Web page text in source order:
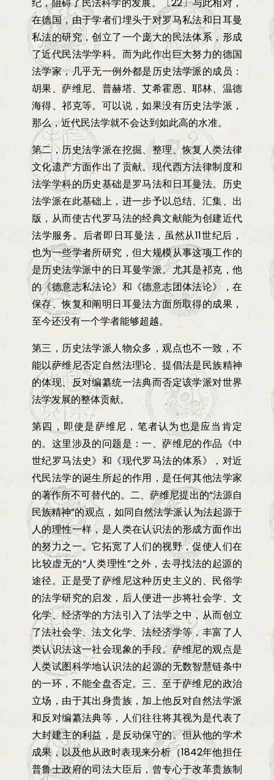
在德国，由于学者们埋头于对罗马私法和日耳曼
私法的研究，创立了一个庞大的民法体系，形成
了近代民法学学科。而为此作出巨大努力的德国
法学家，几乎无一例外都是历史法学派的成员：
胡果、萨维尼、普赫塔、艾希霍恩、耶林、温德
海得、祁克等。可以说，如果没有历史法学派，
那么，近代民法学就不会达到如此高的水准。
第二，历史法学派在挖掘、整理、恢复人类法律
文化遗产方面作出了贡献。现代西方法律制度和
法学学科的历史基础是罗马法和日耳曼法。历史
法学派在此基础上，进一步予以总结、汇集、出
版，从而使古代罗马法的经典文献能为创建近代
法学服务。后者即日耳曼法，虽然从11世纪后，
也为一些学者所研究，但大规模从事这项工作的
是历史法学派中的日耳曼学派。尤其是祁克，他
的《德意志私法论》和《德意志团体法论》，在
保存、恢复和阐明日耳曼法方面所取得的成果，
至今还没有一个学者能够超越。
第三，历史法学派人物众多，观点也不一致，不
能以萨维尼否定自然法理论、提倡法是民族精神
的体现、反对编纂统一法典而否定该学派对世界
法学发展的整体贡献。
第四，即使是萨维尼，笔者认为也是应当肯定
的。这里涉及的问题是：一、萨维尼的作品《中
世纪罗马法史》和《现代罗马法的体系》，对近
代民法学的诞生所起的作用，是任何其他法学家
的著作所不可替代的。二、萨维尼提出的“法源自
民族精神”的观点，如同自然法学派认为法起源于
人的理性一样，是人类在认识法的形成方面作出
的努力之一。它拓宽了人们的视野，促使人们在
比较虚无的“人类理性”之外，去寻找法的起源的
途径。正是受了萨维尼这种历史主义的、民俗学
的法学研究的启发，后人便进一步将社会学、文
化学、经济学的方法引入了法学之中，从而创立
了法社会学、法文化学、法经济学等，丰富了人
类认识法这一社会现象的手段。萨维尼的观点是
人类试图科学地认识法的起源的无数智慧链条中
的一环，不能全盘否定。三、至于萨维尼的政治
立场，由于其出身贵族，加上他反对自然法学派
和反对编纂法典等，人们往往将其视为是代表了
大封建主的利益，是反动保守的。但从他的学术
成果，以及他从政时表现来分析（1842年他担任
普鲁士政府的司法大臣后，曾专心于改革贵族制